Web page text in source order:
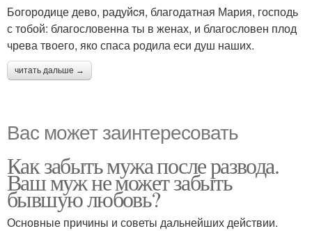
Богородице дево, радуйcя, благодатная Мария, господь
с тобой: благословенна ты в женах, и благословен плод
чрева твоего, яко спаса родила еси душ наших.
читать дальше →
Вас может заинтересовать
Как забыть мужа после развода.
Ваш муж не может забыть
бывшую любовь?
Основные причины и советы дальнейших действии.